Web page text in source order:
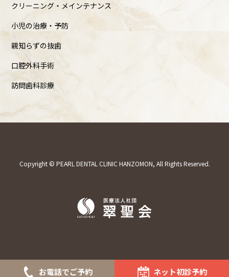
クリーニング・メインテナンス
小児の治療・予防
親知らずの抜歯
口腔外科手術
訪問歯科診療
Copyright © PEARL DENTAL CLINIC HANZOMON, All Rights Reserved.
お電話でご予約 ネット初診予約